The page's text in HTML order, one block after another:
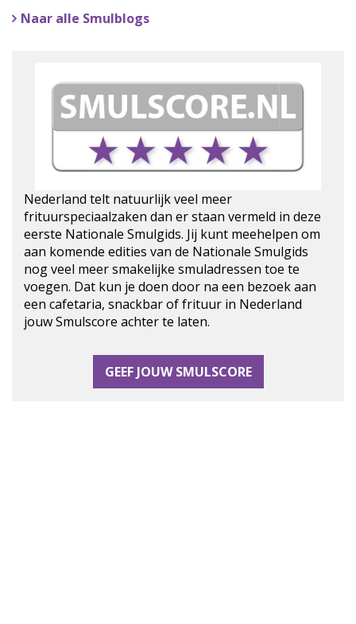
Naar alle Smulblogs
Nederland telt natuurlijk veel meer
frituurspeciaalzaken dan er staan vermeld in deze
eerste Nationale Smulgids. Jij kunt meehelpen om
aan komende edities van de Nationale Smulgids
nog veel meer smakelijke smuladressen toe te
voegen. Dat kun je doen door na een bezoek aan
een cafetaria, snackbar of frituur in Nederland
jouw Smulscore achter te laten.
GEEF JOUW SMULSCORE